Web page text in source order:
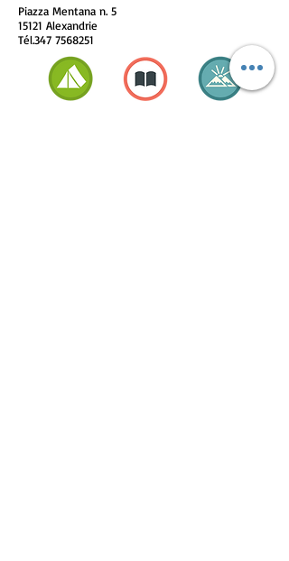
Piazza Mentana n. 5
15121 Alexandrie
Tél.347 7568251